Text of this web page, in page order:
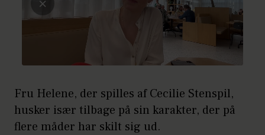
Fru Helene, der spilles af Cecilie Stenspil,
husker især tilbage på sin karakter, der på
flere måder har skilt sig ud.